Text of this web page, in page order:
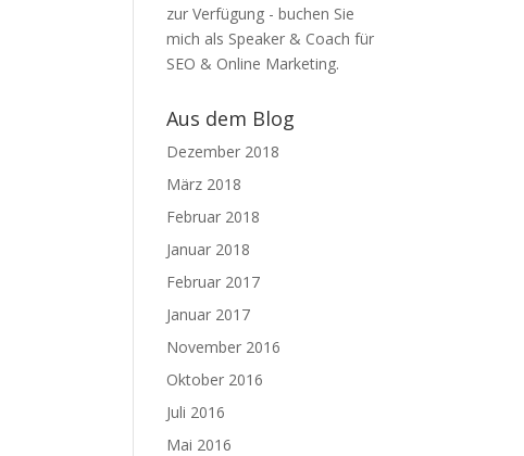
zur Verfügung - buchen Sie
mich als Speaker & Coach für
SEO & Online Marketing.
Aus dem Blog
Dezember 2018
März 2018
Februar 2018
Januar 2018
Februar 2017
Januar 2017
November 2016
Oktober 2016
Juli 2016
Mai 2016